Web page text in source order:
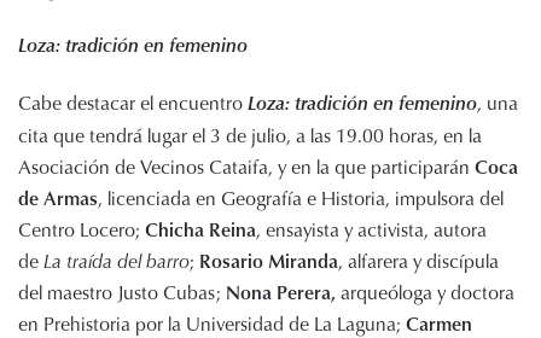
Loza: tradición en femenino
Cabe destacar el encuentro Loza: tradición en femenino, una
cita que tendrá lugar el 3 de julio, a las 19.00 horas, en la
Asociación de Vecinos Cataifa, y en la que participarán Coca
de Armas, licenciada en Geografía e Historia, impulsora del
Centro Locero; Chicha Reina, ensayista y activista, autora
deLa traída del barro; Rosario Miranda, alfarera y discípula
del maestro Justo Cubas; Nona Perera, arqueóloga y doctora
en Prehistoria por la Universidad de La Laguna; Carmen